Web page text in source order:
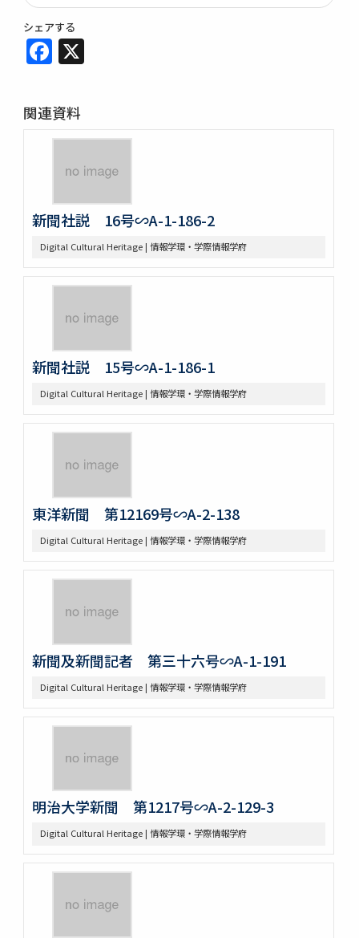
シェアする
Facebook
関連資料
新聞社説 16号∽A-1-186-2
Digital Cultural Heritage | 情報学環・学際情報学府
新聞社説 15号∽A-1-186-1
Digital Cultural Heritage | 情報学環・学際情報学府
東洋新聞 第12169号∽A-2-138
Digital Cultural Heritage | 情報学環・学際情報学府
新聞及新聞記者 第三十六号∽A-1-191
Digital Cultural Heritage | 情報学環・学際情報学府
明治大学新聞 第1217号∽A-2-129-3
Digital Cultural Heritage | 情報学環・学際情報学府